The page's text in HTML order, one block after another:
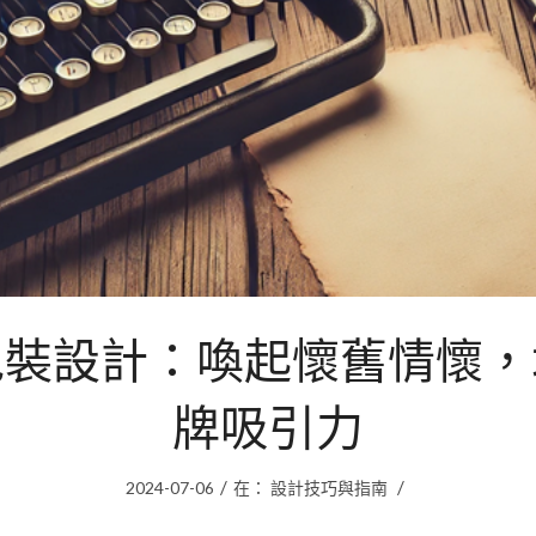
設計：喚起懷舊情懷
牌吸引力
2024-07-06 / 在： 設計技巧與指南 /